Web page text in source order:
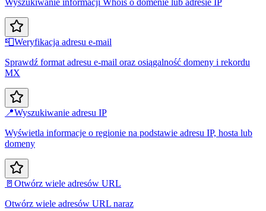
📮Weryfikacja adresu e-mail
Sprawdź format adresu e-mail oraz osiągalność domeny i rekordu
MX
📍Wyszukiwanie adresu IP
Wyświetla informacje o regionie na podstawie adresu IP, hosta lub
domeny
🚪 Otwórz wiele adresów URL
Otwórz wiele adresów URL naraz